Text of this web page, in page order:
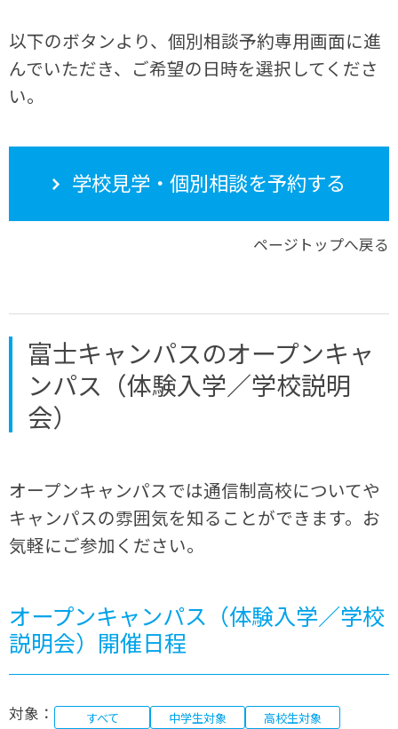
以下のボタンより、個別相談予約専用画面に進
んでいただき、ご希望の日時を選択してくださ
い。
学校見学・個別相談を予約する
ページトップへ戻る
富士キャンパスのオープンキャ
ンパス（体験入学／学校説明
会）
オープンキャンパスでは通信制高校についてや
キャンパスの雰囲気を知ることができます。お
気軽にご参加ください。
オープンキャンパス（体験入学／学校
説明会）開催日程
対象： すべて 中学生対象 高校生対象